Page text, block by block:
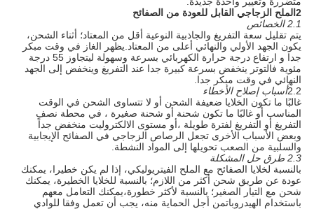
2الملح الزجاجي القابل للعودة من الصفائح
2.1 الخصائص
يتم تقليل سعة التفريغ والجاذبية النوعية أقل من المعتاد؛ أثناء الشحن،
يكون الجهد الأولي والنهائي أعلى من المعتاد.يظهر الغاز في وقت مبكر
جدا و ارتفاع درجة حرارة الكهربائي بسرعة وسهولة ليتجاوز 55 درجة
مئوية فالتوتر ينخفض بسرعة كبيرة جدا عند التفريغ وينخفض إلى الجهد
النهائي في وقت مبكر جدا.
2.2أسباب إصلاح الأخطاء
غالبًا ما تكون الخلايا ضعيفة الشحن أو لا تتساوى الشحن في الوقت
المناسب أو غالبًا ما تكون شحنة أو شحنة صغيرة ، في محطة نصف
التفريغ أو التفريغ لفترة طويلة ،أو مستوى الالكتروليت منخفض جداً
وبعض الأسباب الأخرى تجعل الرصاص الزجاجي في الصفائح الإيجابية
والسلبية من الصعب تحويلها إلى المواد النشطة.
2.3 طرق حل المشكلة
بالنسبة لخلايا الصفائح مع الملح الفيتريوليكي، إذا لم يكن خطيرا، يمكنك
عودة عن طريق شحن أكثر من اللازم؛ بالنسبة للخلايا الخطيرة، يمكنك
شحن مع التيار الصغير؛ بالنسبة لأكثر خطورة،يمكنك التعامل معهم
باستخدام الهيدروباتمن أجل الحماية منه، يجب أن تعمل وفقا للوادي